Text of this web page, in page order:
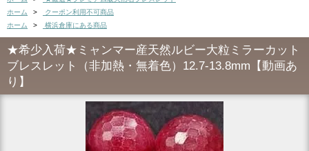
ホーム
>
クーポン利用不可商品
ホーム
> 横浜倉庫にある商品
★希少入荷★ミャンマー産天然ルビー大粒ミラーカット
ブレスレット（非加熱・無着色）12.7-13.8mm【動画あ
り】